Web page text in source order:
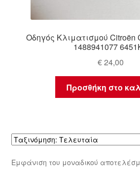
Οδηγός Κλιματισμού Citroën
1488941077
€24,00
Προσθήκη στο
Εμφάνιση του μοναδικού